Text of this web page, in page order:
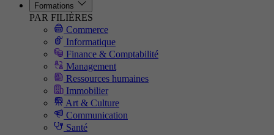
Formations
PAR FILIÈRES
Commerce
Informatique
Finance & Comptabilité
Management
Ressources humaines
Immobilier
Art & Culture
Communication
Santé